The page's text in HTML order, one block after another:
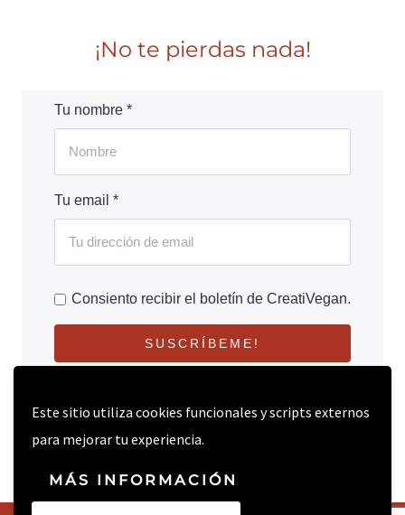
Este sitio utiliza cookies funcionales y scripts externos
para mejorar tu experiencia.
MÁS INFORMACIÓN
¡No te pierdas nada!
Tu nombre *
Tu email *
Consiento recibir el boletín de CreatiVegan.
SUSCRÍBEME!